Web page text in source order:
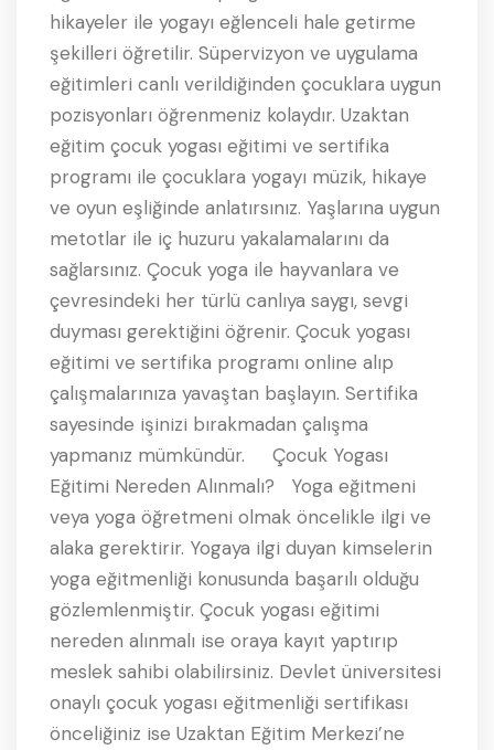
hikayeler ile yogayı eğlenceli hale getirme
şekilleri öğretilir. Süpervizyon ve uygulama
eğitimleri canlı verildiğinden çocuklara uygun
pozisyonları öğrenmeniz kolaydır. Uzaktan
eğitim çocuk yogası eğitimi ve sertifika
programı ile çocuklara yogayı müzik, hikaye
ve oyun eşliğinde anlatırsınız. Yaşlarına uygun
metotlar ile iç huzuru yakalamalarını da
sağlarsınız. Çocuk yoga ile hayvanlara ve
çevresindeki her türlü canlıya saygı, sevgi
duyması gerektiğini öğrenir. Çocuk yogası
eğitimi ve sertifika programı online alıp
çalışmalarınıza yavaştan başlayın. Sertifika
sayesinde işinizi bırakmadan çalışma
yapmanız mümkündür. Çocuk Yogası
Eğitimi Nereden Alınmalı? Yoga eğitmeni
veya yoga öğretmeni olmak öncelikle ilgi ve
alaka gerektirir. Yogaya ilgi duyan kimselerin
yoga eğitmenliği konusunda başarılı olduğu
gözlemlenmiştir. Çocuk yogası eğitimi
nereden alınmalı ise oraya kayıt yaptırıp
meslek sahibi olabilirsiniz. Devlet üniversitesi
onaylı çocuk yogası eğitmenliği sertifikası
önceliğiniz ise Uzaktan Eğitim Merkezi’ne